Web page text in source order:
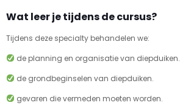
Wat leer je tijdens de cursus?
Tijdens deze specialty behandelen we:
de planning en organisatie van diepduiken.
de grondbeginselen van diepduiken.
gevaren die vermeden moeten worden.